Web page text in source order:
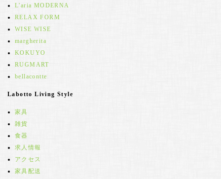
L'aria MODERNA
RELAX FORM
WISE WISE
margherita
KOKUYO
RUGMART
bellacontte
Labotto Living Style
家具
雑貨
食器
求人情報
アクセス
家具配送